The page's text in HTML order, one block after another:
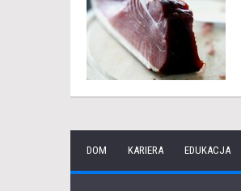
DOM KARIERA EDUKACJA